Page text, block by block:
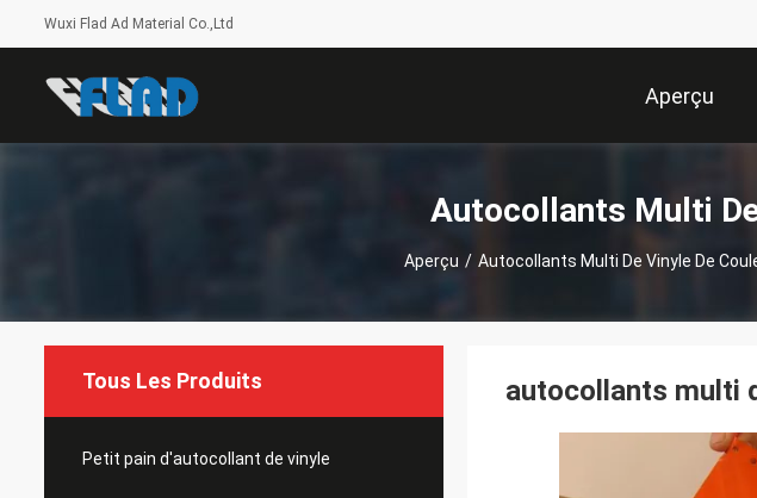
Wuxi Flad Ad Material Co.,Ltd
Aperçu
Autocollants Multi
Aperçu / Autocollants Multi De Vinyle De
Tous Les Produits
Petit pain d'autocollant de vinyle
autocollants multi